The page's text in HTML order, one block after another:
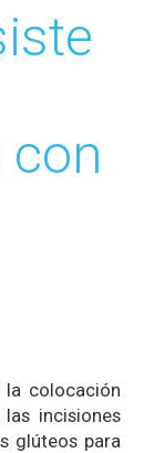
con
la colocación
incisiones
glúteos para